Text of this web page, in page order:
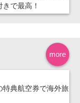
で最高！
more
特典航空券で海外旅